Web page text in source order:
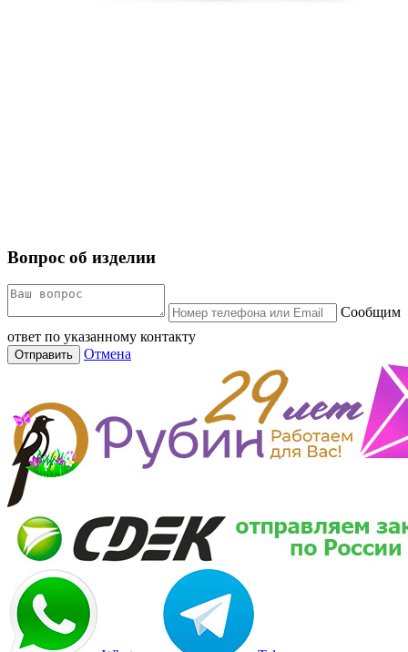
Вопрос об изделии
Сообщим
ответ по указанному контакту
Отправить Отмена